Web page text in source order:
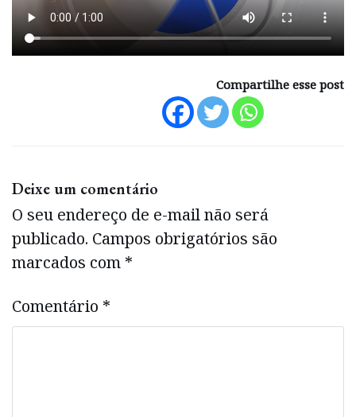
Compartilhe esse post
Deixe um comentário
O seu endereço de e-mail não será
publicado. Campos obrigatórios são
marcados com *
Comentário *